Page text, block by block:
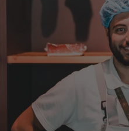
Josef
Verifizierter
Seit ich SEPP-
nur noch da.
was dabei. Für
ebenso. Ich